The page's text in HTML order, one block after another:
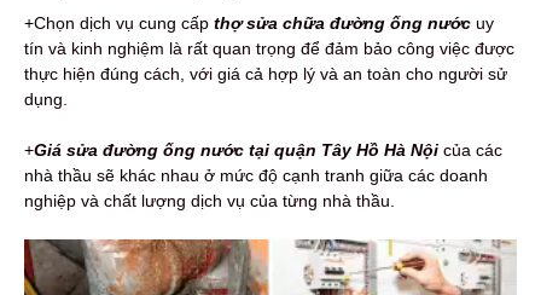
+Chọn dịch vụ cung cấp thợ sửa chữa đường ống nước uy
tín và kinh nghiệm là rất quan trọng để đảm bảo công việc được
thực hiện đúng cách, với giá cả hợp lý và an toàn cho người sử
dụng.
+Giá sửa đường ống nước tại quận Tây Hồ Hà Nội của các
nhà thầu sẽ khác nhau ở mức độ cạnh tranh giữa các doanh
nghiệp và chất lượng dịch vụ của từng nhà thầu.